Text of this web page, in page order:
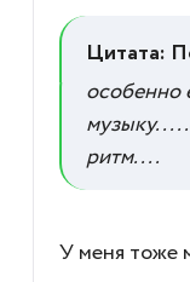
Цитата:
особенно
ритм....
У меня тоже